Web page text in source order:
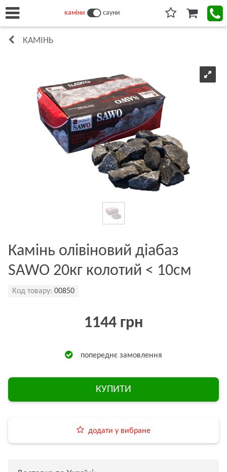
каміни сауни
КАМІНЬ
Камінь олівіновий діабаз
SAWO 20кг колотий < 10см
Код товару: 00850
1144 грн
попереднє замовлення
КУПИТИ
додати у вибране